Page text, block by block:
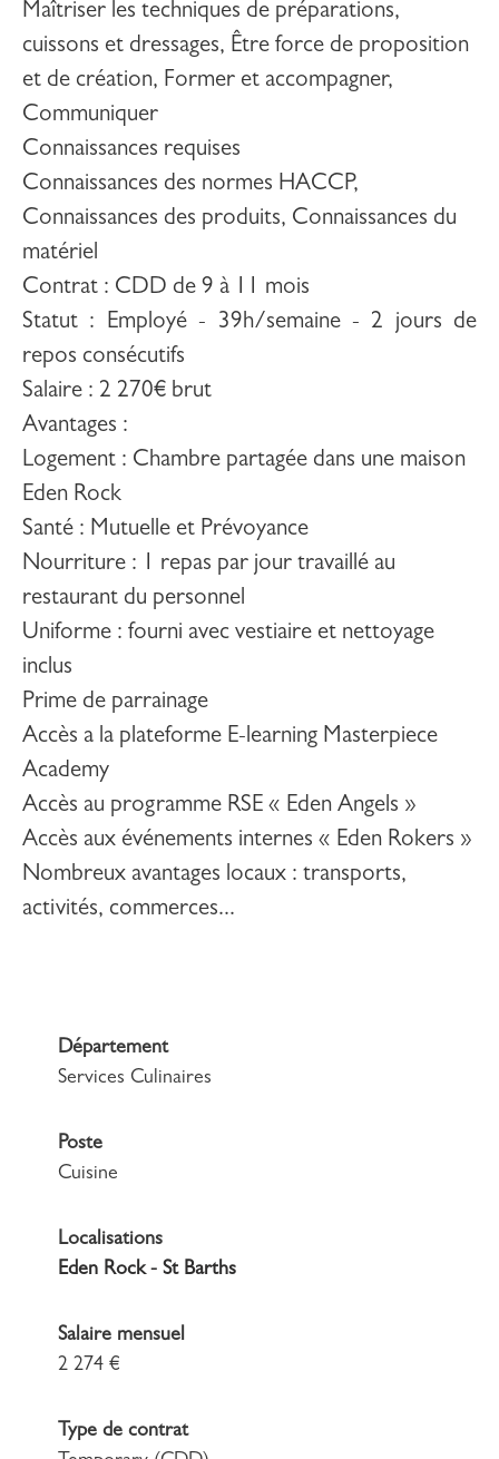
Maîtriser les techniques de préparations,
cuissons et dressages, Être force de proposition
et de création, Former et accompagner,
Communiquer
Connaissances requises
Connaissances des normes HACCP,
Connaissances des produits, Connaissances du
matériel
Contrat : CDD de 9 à 11 mois
Statut : Employé - 39h/semaine - 2 jours de
repos consécutifs
Salaire : 2 270€ brut
Avantages :
Logement : Chambre partagée dans une maison
Eden Rock
Santé : Mutuelle et Prévoyance
Nourriture : 1 repas par jour travaillé au
restaurant du personnel
Uniforme : fourni avec vestiaire et nettoyage
inclus
Prime de parrainage
Accès a la plateforme E-learning Masterpiece
Academy
Accès au programme RSE « Eden Angels »
Accès aux événements internes « Eden Rokers »
Nombreux avantages locaux : transports,
activités, commerces...
Département
Services Culinaires
Poste
Cuisine
Localisations
Eden Rock - St Barths
Salaire mensuel
2 274 €
Type de contrat